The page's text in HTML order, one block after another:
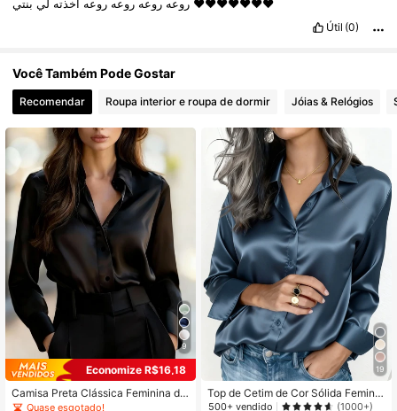
روعه روعه روعه روعه أخذته لي ❤️❤️❤️❤️❤️❤️❤️
Útil (0)
Você Também Pode Gostar
Recomendar Roupa interior e roupa de dormir Jóias & Relógios
9
Economize R$16,18
Camisa Preta Clássica Feminina de
Manga Longa com Detalhes de Bot
Quase esgotado!
19
Top de Cetim de Cor Sólida Feminin
a, Top Casual de Negócios com Gol
500+ vendido (1000+)